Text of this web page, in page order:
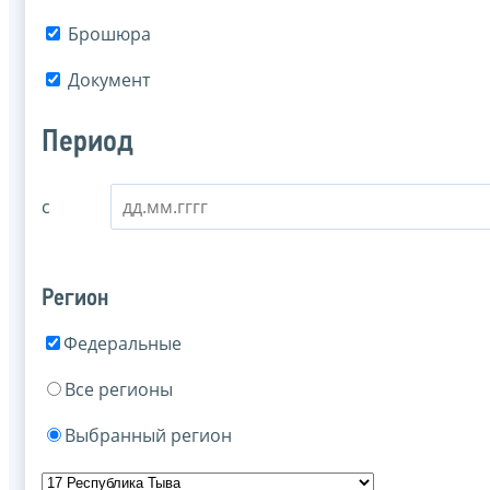
Брошюра
Документ
Период
с
Регион
Федеральные
Все регионы
Выбранный регион